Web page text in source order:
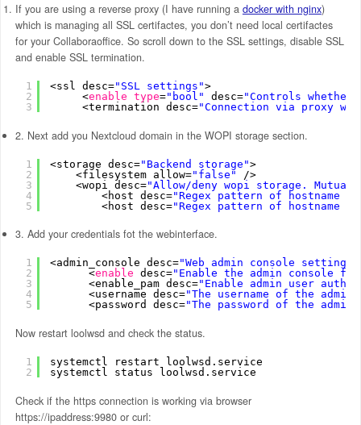
If you are using a reverse proxy (I have running a docker with nginx)
which is managing all SSL certifactes, you don’t need local certifactes
for your Collaboraoffice. So scroll down to the SSL settings, disable SSL
and enable SSL termination.
1
2
3
<ssl desc="SSL settings">
<enable type="bool" desc="Controls
<termination desc="Connection via proxy
2. Next add you Nextcloud domain in the WOPI storage section.
1
2
3
4
5
<storage desc="Backend storage">
<filesystem allow="false"
/>
<wopi desc="Allow/deny wopi storage.
<host desc="Regex pattern of hostname
<host desc="Regex pattern of hostname
3. Add your credentials fot the webinterface.
1
2
3
4
5
<admin_console desc="Web admin console
<enable desc="Enable the admin console
<enable_pam desc="Enable admin user
<username desc="The username of the
<password desc="The password of the
Now restart loolwsd and check the status.
1
2
systemctl restart loolwsd.service
systemctl status loolwsd.service
Check if the https connection is working via browser
https://ipaddress:9980 or curl: